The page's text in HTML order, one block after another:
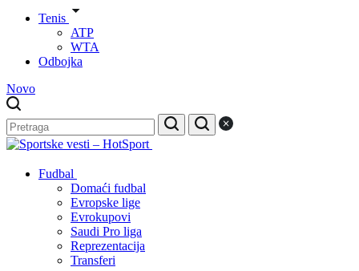
Tenis
ATP
WTA
Odbojka
Novo
Fudbal
Domaći fudbal
Evropske lige
Evrokupovi
Saudi Pro liga
Reprezentacija
Transferi